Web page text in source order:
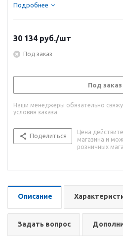
Подробнее
30 134 руб./шт
Под заказ
Под заказ
Наши менеджеры обязательно
условия заказа
Поделиться
Цена
магазина и
розничных
Описание
Задать вопрос